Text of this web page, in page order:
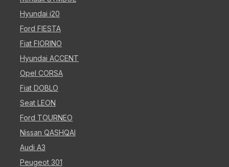
Hyundai i20
Ford FIESTA
Fiat FIORINO
Hyundai ACCENT
Opel CORSA
Fiat DOBLO
Seat LEON
Ford TOURNEO
Nissan QASHQAI
Audi A3
Peugeot 301